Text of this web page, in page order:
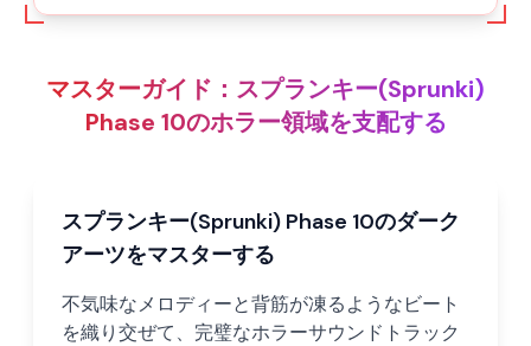
マスターガイド：スプランキー(Sprunki)
Phase 10のホラー領域を支配する
スプランキー(Sprunki) Phase 10のダーク
アーツをマスターする
不気味なメロディーと背筋が凍るようなビート
を織り交ぜて、完璧なホラーサウンドトラック